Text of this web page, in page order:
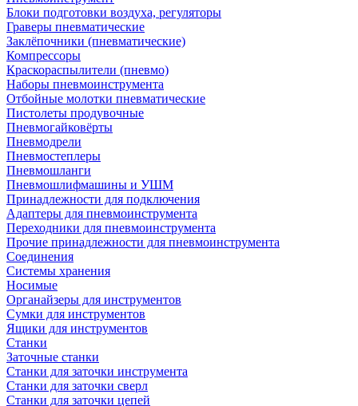
Блоки подготовки воздуха, регуляторы
Граверы пневматические
Заклёпочники (пневматические)
Компрессоры
Краскораспылители (пневмо)
Наборы пневмоинструмента
Отбойные молотки пневматические
Пистолеты продувочные
Пневмогайковёрты
Пневмодрели
Пневмостеплеры
Пневмошланги
Пневмошлифмашины и УШМ
Принадлежности для подключения
Адаптеры для пневмоинструмента
Переходники для пневмоинструмента
Прочие принадлежности для пневмоинструмента
Соединения
Системы хранения
Носимые
Органайзеры для инструментов
Сумки для инструментов
Ящики для инструментов
Станки
Заточные станки
Станки для заточки инструмента
Станки для заточки сверл
Станки для заточки цепей